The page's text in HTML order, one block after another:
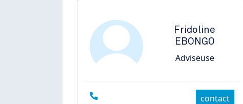
Fridoline
EBONGO
Adviseuse
contact